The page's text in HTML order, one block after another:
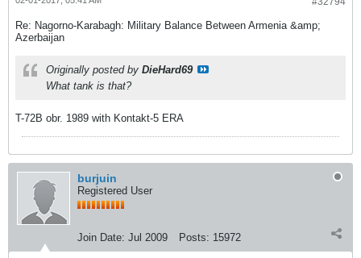
Re: Nagorno-Karabagh: Military Balance Between Armenia &amp;
Azerbaijan
Originally posted by DieHard69
What tank is that?
T-72B obr. 1989 with Kontakt-5 ERA
burjuin
Registered User
Join Date: Jul 2009 Posts: 15972